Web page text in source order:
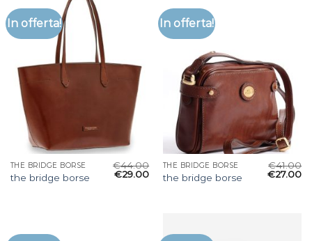
In offerta!
THE BRIDGE BORSE
the bridge borse
€44.00
€29.00
In offerta!
THE BRIDGE BORSE
the bridge borse
€41.00
€27.00